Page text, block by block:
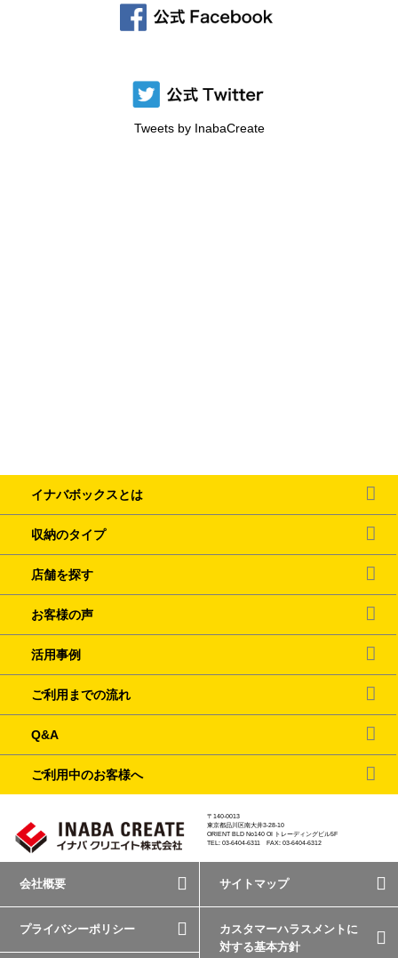
Tweets by InabaCreate
イナバボックスとは
収納のタイプ
店舗を探す
お客様の声
活用事例
ご利用までの流れ
Q&A
ご利用中のお客様へ
〒140-0013
東京都品川区南大井3-28-10
ORIENT BLD No140 OI トレーディングビル5F
TEL: 03-6404-6311 FAX: 03-6404-6312
会社概要 サイトマップ
プライバシーポリシー
カスタマーハラスメントに
対する基本方針